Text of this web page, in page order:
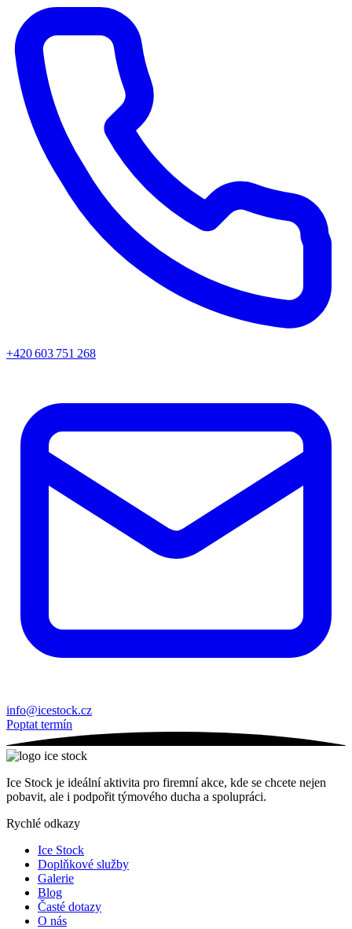
+420 603 751 268
info@icestock.cz
Poptat termín
Ice Stock je ideální aktivita pro firemní akce, kde se chcete nejen
pobavit, ale i podpořit týmového ducha a spolupráci.
Rychlé odkazy
Ice Stock
Doplňkové služby
Galerie
Blog
Časté dotazy
O nás